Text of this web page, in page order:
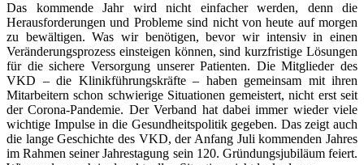
Das kommende Jahr wird nicht einfacher werden, denn die
Herausforderungen und Probleme sind nicht von heute auf morgen
zu bewältigen. Was wir benötigen, bevor wir intensiv in einen
Veränderungsprozess einsteigen können, sind kurzfristige Lösungen
für die sichere Versorgung unserer Patienten. Die Mitglieder des
VKD – die Klinikführungskräfte – haben gemeinsam mit ihren
Mitarbeitern schon schwierige Situationen gemeistert, nicht erst seit
der Corona-Pandemie. Der Verband hat dabei immer wieder viele
wichtige Impulse in die Gesundheitspolitik gegeben. Das zeigt auch
die lange Geschichte des VKD, der Anfang Juli kommenden Jahres
im Rahmen seiner Jahrestagung sein 120. Gründungsjubiläum feiert.